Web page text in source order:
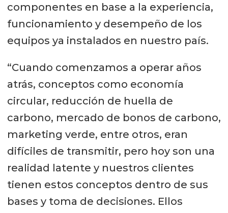
componentes en base a la experiencia,
funcionamiento y desempeño de los
equipos ya instalados en nuestro país.
“Cuando comenzamos a operar años
atrás, conceptos como economía
circular, reducción de huella de
carbono, mercado de bonos de carbono,
marketing verde, entre otros, eran
difíciles de transmitir, pero hoy son una
realidad latente y nuestros clientes
tienen estos conceptos dentro de sus
bases y toma de decisiones. Ellos